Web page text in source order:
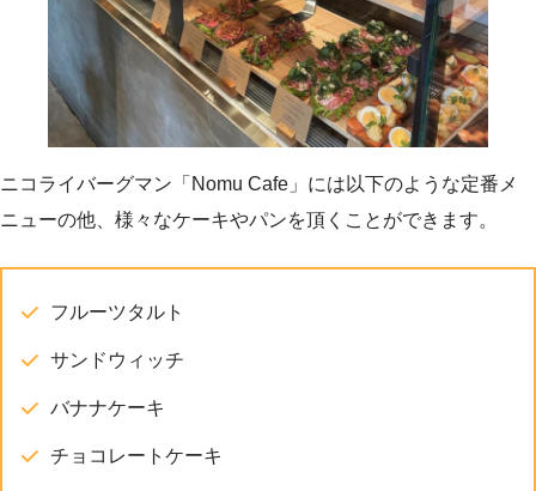
ニコライバーグマン「Nomu Cafe」には以下のような定番メ
ニューの他、様々なケーキやパンを頂くことができます。
フルーツタルト
サンドウィッチ
バナナケーキ
チョコレートケーキ